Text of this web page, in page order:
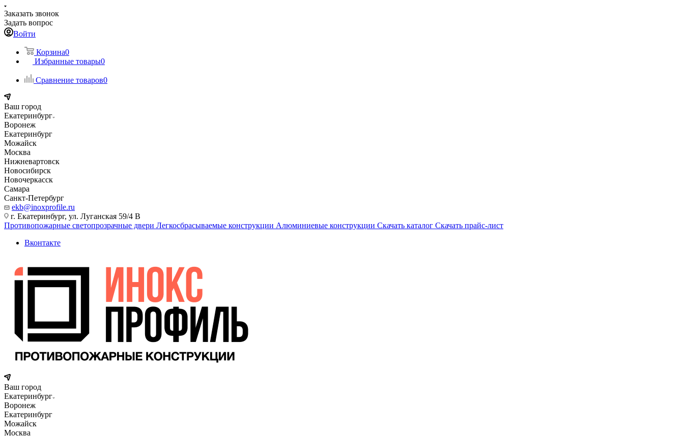
Заказать звонок
Задать вопрос
Войти
Корзина0
Избранные товары0
Сравнение товаров0
Ваш город
Екатеринбург
Воронеж
Екатеринбург
Можайск
Москва
Нижневартовск
Новосибирск
Новочеркасск
Самара
Санкт-Петербург
ekb@inoxprofile.ru
г. Екатеринбург, ул. Луганская 59/4 В
Противопожарные светопрозрачные двери Легкосбрасываемые конструкции Алюминиевые конструкции Скачать каталог Скачать прайс-лист
Вконтакте
Ваш город
Екатеринбург
Воронеж
Екатеринбург
Можайск
Москва